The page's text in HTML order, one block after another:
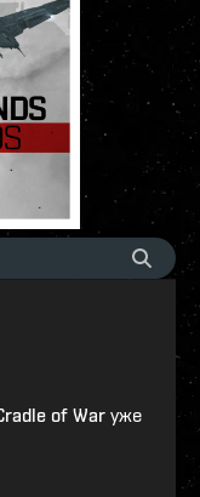
of War уже